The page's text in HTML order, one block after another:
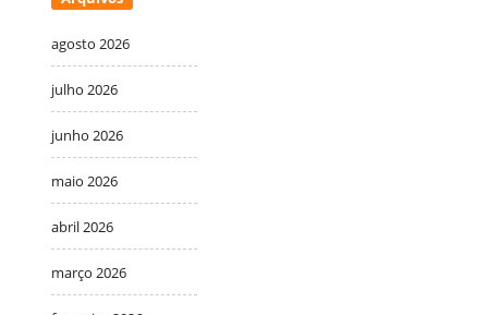
agosto 2026
julho 2026
junho 2026
maio 2026
abril 2026
março 2026